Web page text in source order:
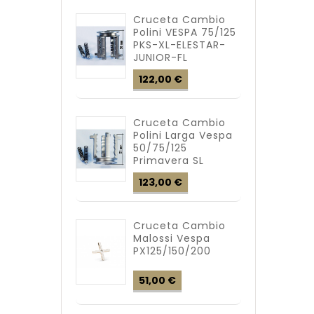
Cruceta Cambio
Polini VESPA 75/125
PKS-XL-ELESTAR-
JUNIOR-FL
122,00 €
Cruceta Cambio
Polini Larga Vespa
50/75/125
Primavera SL
123,00 €
Cruceta Cambio
Malossi Vespa
PX125/150/200
51,00 €